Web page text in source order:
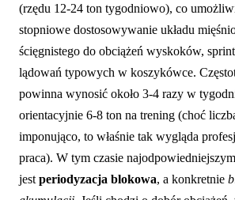
(rzędu 12-24 ton tygodniowo), co
stopniowe dostosowywanie układu
ścięgnistego do obciążeń wyskoków,
lądowań typowych w koszykówce.
powinna wynosić około 3-4 razy w
orientacyjnie 6-8 ton na trening (choć
imponująco, to właśnie tak wygląda
praca). W tym czasie
jest periodyzacja blokowa, a konkretnie